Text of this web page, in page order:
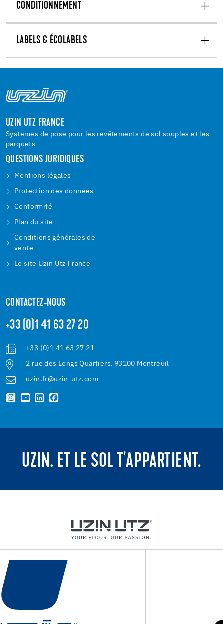
CONDITIONNEMENT
LABELS & ÉCOLABELS
UZIN UTZ FRANCE
Systèmes de pose pour les revêtements de sol souples et les
parquets
QUESTIONS JURIDIQUES
Mentions légales
Protection des données
Conformité
Plan du site
Conditions générales de
vente
Le site Uzin Utz France
CONTACTEZ-NOUS
+33 (0)1 41 63 27 20
+33 (0)1 41 63 27 21
2 rue des Longs Quartiers, 93100 Montreuil
uzin.fr@uzin-utz.com
UZIN. ET LE SOL T'APPARTIENT.